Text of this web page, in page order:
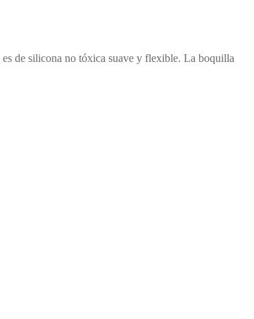
es de silicona no tóxica suave y flexible. La boquilla